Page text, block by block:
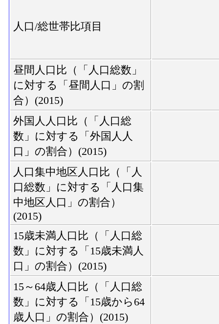
人口/総世帯比項目
昼間人口比（「人口総数」
に対する「昼間人口」の割
合）(2015)
外国人人口比（「人口総
数」に対する「外国人人
口」の割合）(2015)
人口集中地区人口比（「人
口総数」に対する「人口集
中地区人口」の割合）
(2015)
15歳未満人口比（「人口総
数」に対する「15歳未満人
口」の割合）(2015)
15～64歳人口比（「人口総
数」に対する「15歳から64
歳人口」の割合）(2015)